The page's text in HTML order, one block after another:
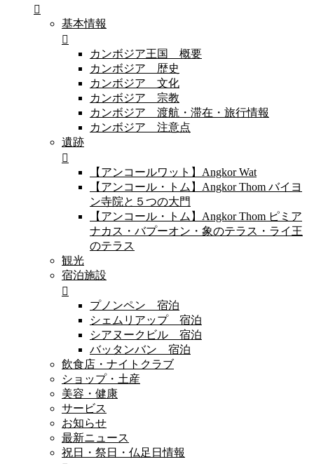
基本情報
カンボジア王国 概要
カンボジア 歴史
カンボジア 文化
カンボジア 宗教
カンボジア 渡航・滞在・旅行情報
カンボジア 注意点
遺跡
【アンコールワット】Angkor Wat
【アンコール・トム】Angkor Thom バイヨ
ン寺院と５つの大門
【アンコール・トム】Angkor Thom ピミア
ナカス・バプーオン・象のテラス・ライ王
のテラス
観光
宿泊施設
プノンペン 宿泊
シェムリアップ 宿泊
シアヌークビル 宿泊
バッタンバン 宿泊
飲食店・ナイトクラブ
ショップ・土産
美容・健康
サービス
お知らせ
最新ニュース
祝日・祭日・仏足日情報